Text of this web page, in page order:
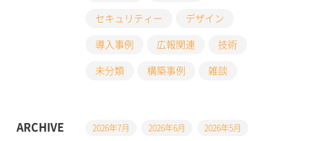
セキュリティー デザイン
導入事例 広報関連 技術
未分類 構築事例 雑談
ARCHIVE 2026年7月 2026年6月 2026年5月